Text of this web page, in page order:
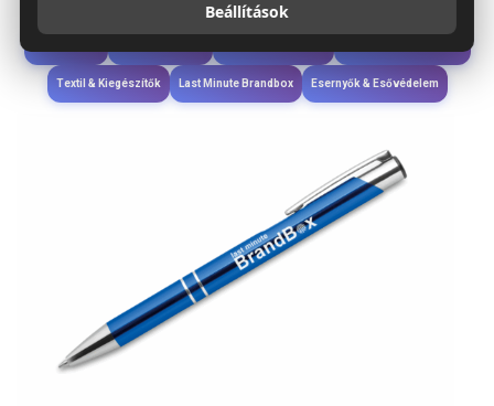
Wellness & Ápolás
Textil & Kiegészítők Last Minute Brandbox Esernyők & Esővédelem
Beállítások